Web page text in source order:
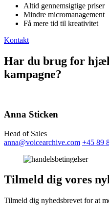
Altid gennemsigtige priser
Mindre micromanagement
Få mere tid til kreativitet
Kontakt
Har du brug for
kampagne?
Anna Sticken
Head of Sales
anna@voicearchive.com +45 89
Tilmeld dig vores
Tilmeld dig nyhedsbrevet for at